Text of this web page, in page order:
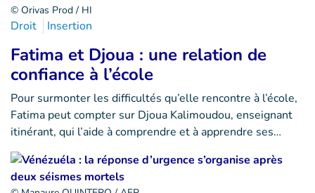
© Orivas Prod / HI
Droit Insertion
Fatima et Djoua : une relation de
confiance à l’école
Pour surmonter les difficultés qu’elle rencontre à l’école,
Fatima peut compter sur Djoua Kalimoudou, enseignant
itinérant, qui l’aide à comprendre et à apprendre ses…